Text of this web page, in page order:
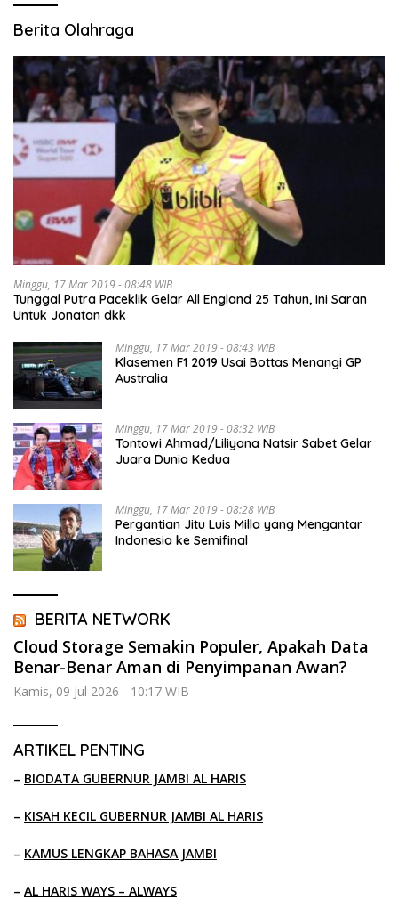
Berita Olahraga
Minggu, 17 Mar 2019 - 08:48 WIB
Tunggal Putra Paceklik Gelar All England 25 Tahun, Ini Saran
Untuk Jonatan dkk
Minggu, 17 Mar 2019 - 08:43 WIB
Klasemen F1 2019 Usai Bottas Menangi GP
Australia
Minggu, 17 Mar 2019 - 08:32 WIB
Tontowi Ahmad/Liliyana Natsir Sabet Gelar
Juara Dunia Kedua
Minggu, 17 Mar 2019 - 08:28 WIB
Pergantian Jitu Luis Milla yang Mengantar
Indonesia ke Semifinal
BERITA NETWORK
Cloud Storage Semakin Populer, Apakah Data
Benar-Benar Aman di Penyimpanan Awan?
Kamis, 09 Jul 2026 - 10:17 WIB
ARTIKEL PENTING
– BIODATA GUBERNUR JAMBI AL HARIS
– KISAH KECIL GUBERNUR JAMBI AL HARIS
– KAMUS LENGKAP BAHASA JAMBI
– AL HARIS WAYS – ALWAYS